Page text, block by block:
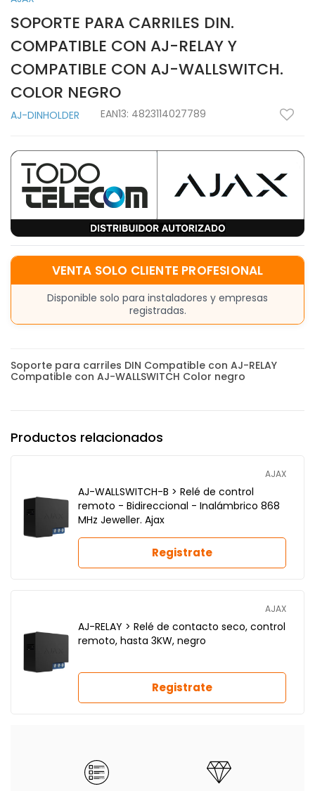
SOPORTE PARA CARRILES DIN.
COMPATIBLE CON AJ-RELAY Y
COMPATIBLE CON AJ-WALLSWITCH.
COLOR NEGRO
AJ-DINHOLDER EAN13: 4823114027789
VENTA SOLO CLIENTE PROFESIONAL
Disponible solo para instaladores y empresas
registradas.
Soporte para carriles DIN Compatible con AJ-RELAY
Compatible con AJ-WALLSWITCH Color negro
Productos relacionados
AJAX
AJ-WALLSWITCH-B > Relé de control
remoto - Bidireccional - Inalámbrico 868
MHz Jeweller. Ajax
Registrate
AJAX
AJ-RELAY > Relé de contacto seco, control
remoto, hasta 3KW, negro
Registrate